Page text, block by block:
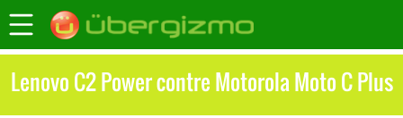
Lenovo C2 Power contre Motorola Moto C Plus